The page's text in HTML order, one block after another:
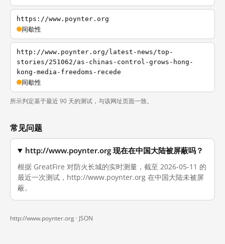
https://www.poynter.org
间歇性
http://www.poynter.org/latest-news/top-
stories/251062/as-chinas-control-grows-hong-
kong-media-freedoms-recede
间歇性
所示判定基于最近 90 天的测试，与该网址页面一致。
常见问题
http://www.poynter.org 现在在中国大陆被屏蔽吗？
根据 GreatFire 对防火长城的实时测量，截至 2026-05-11 的
最近一次测试，http://www.poynter.org 在中国大陆未被屏
蔽。
http://www.poynter.org · JSON